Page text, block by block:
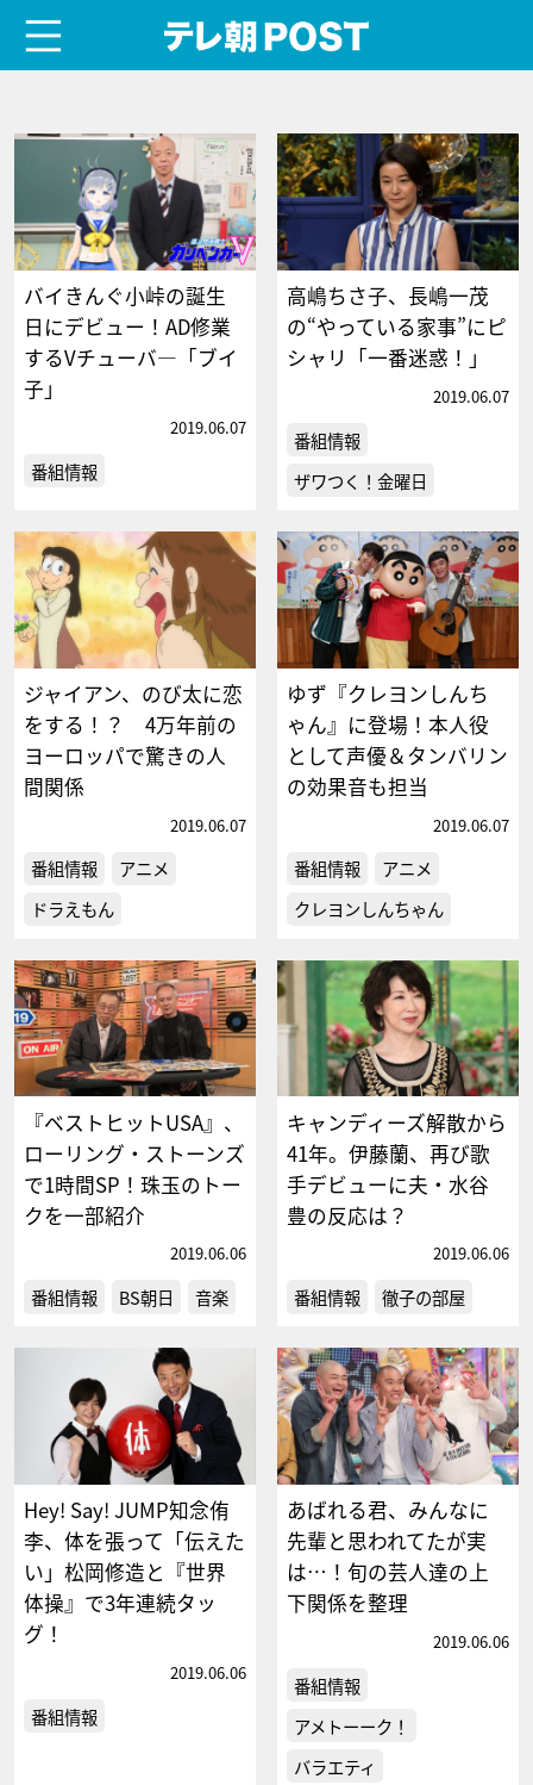
バイきんぐ小峠の誕生
日にデビュー！AD修業
するVチューバ―「ブイ
子」
2019.06.07
番組情報
高嶋ちさ子、長嶋一茂
の“やっている家事”にピ
シャリ「一番迷惑！」
2019.06.07
番組情報
ザワつく！金曜日
ジャイアン、のび太に恋
をする！？ 4万年前の
ヨーロッパで驚きの人
間関係
2019.06.07
番組情報
アニメ
ドラえもん
ゆず『クレヨンしんち
ゃん』に登場！本人役
として声優＆タンバリン
の効果音も担当
2019.06.07
番組情報
アニメ
クレヨンしんちゃん
『ベストヒットUSA』、
ローリング・ストーンズ
で1時間SP！珠玉のトー
クを一部紹介
2019.06.06
番組情報 BS朝日 音楽
キャンディーズ解散から
41年。伊藤蘭、再び歌
手デビューに夫・水谷
豊の反応は？
2019.06.06
番組情報 徹子の部屋
Hey! Say! JUMP知念侑
李、体を張って「伝えた
い」松岡修造と『世界
体操』で3年連続タッ
グ！
2019.06.06
番組情報
あばれる君、みんなに
先輩と思われてたが実
は…！旬の芸人達の上
下関係を整理
2019.06.06
番組情報
アメトーーク！
バラエティ